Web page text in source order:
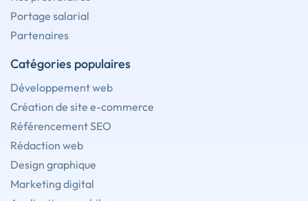
Portage salarial
Partenaires
Catégories populaires
Développement web
Création de site e-commerce
Référencement SEO
Rédaction web
Design graphique
Marketing digital